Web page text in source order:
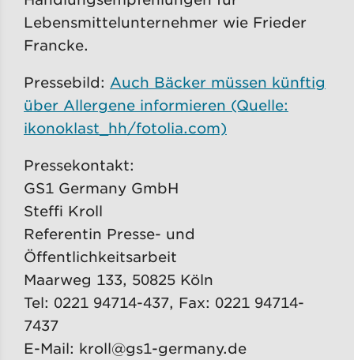
Lebensmittelunternehmer wie Frieder
Francke.
Pressebild: Auch Bäcker müssen künftig
über Allergene informieren (Quelle:
ikonoklast_hh/fotolia.com)
Pressekontakt:
GS1 Germany GmbH
Steffi Kroll
Referentin Presse- und
Öffentlichkeitsarbeit
Maarweg 133, 50825 Köln
Tel: 0221 94714-437, Fax: 0221 94714-
7437
E-Mail: kroll@gs1-germany.de